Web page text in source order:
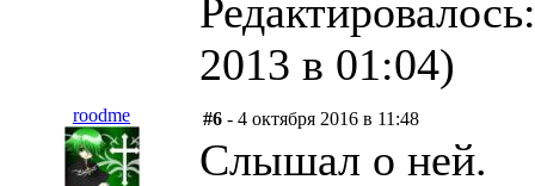
2013 в 01:04)
roodme #6 - 4 октября 2016 в 11:48
Слышал о ней.